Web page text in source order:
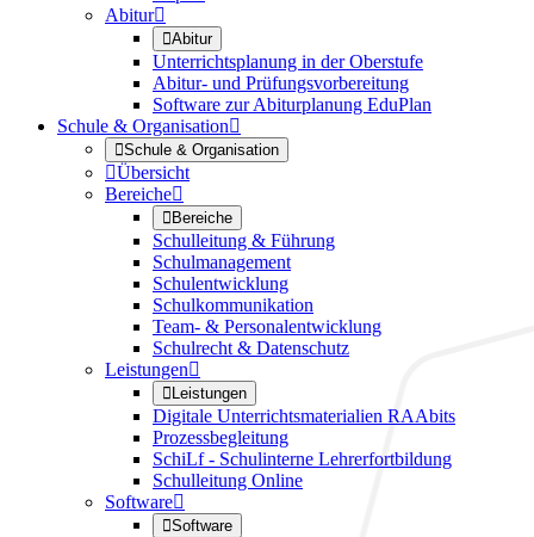
Abitur
Abitur
Unterrichtsplanung in der Oberstufe
Abitur- und Prüfungsvorbereitung
Software zur Abiturplanung EduPlan
Schule & Organisation
Schule & Organisation
Übersicht
Bereiche
 Bereiche
Schulleitung & Führung
Schulmanagement
Schulentwicklung
Schulkommunikation
Team- & Personalentwicklung
Schulrecht & Datenschutz
Leistungen
 Leistungen
Digitale Unterrichtsmaterialien RAAbits
Prozessbegleitung
SchiLf - Schulinterne Lehrerfortbildung
Schulleitung Online
Software
Software